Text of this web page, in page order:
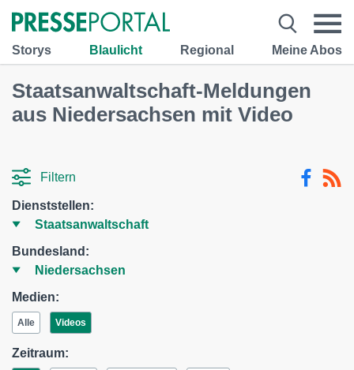
Storys Blaulicht Regional Meine Abos
Staatsanwaltschaft-Meldungen
aus Niedersachsen mit Video
Filtern
Dienststellen:
Bundesland:
Medien:
Alle Videos
Zeitraum: